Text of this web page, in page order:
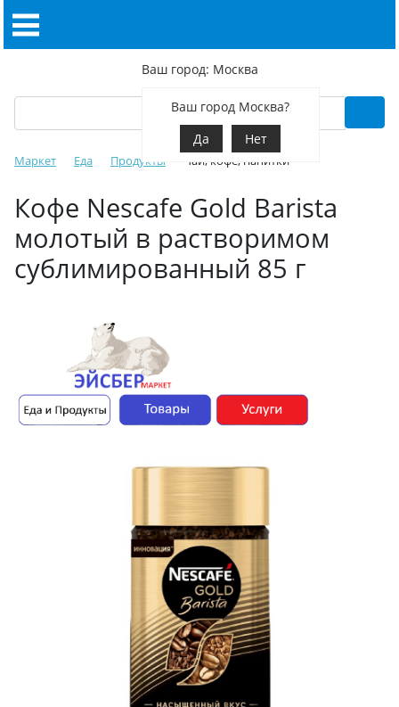
Ваш город: Москва
Ваш город Москва?
Да
Нет
Маркет Еда Продукты Чай, кофе, напитки
Кофе Nescafe Gold Barista
молотый в растворимом
сублимированный 85 г